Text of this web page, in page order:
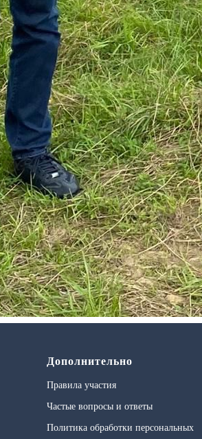
Дополнительно
Правила участия
Частые вопросы и ответы
Политика обработки персональных